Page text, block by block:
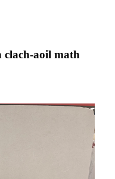
clach-aoil math